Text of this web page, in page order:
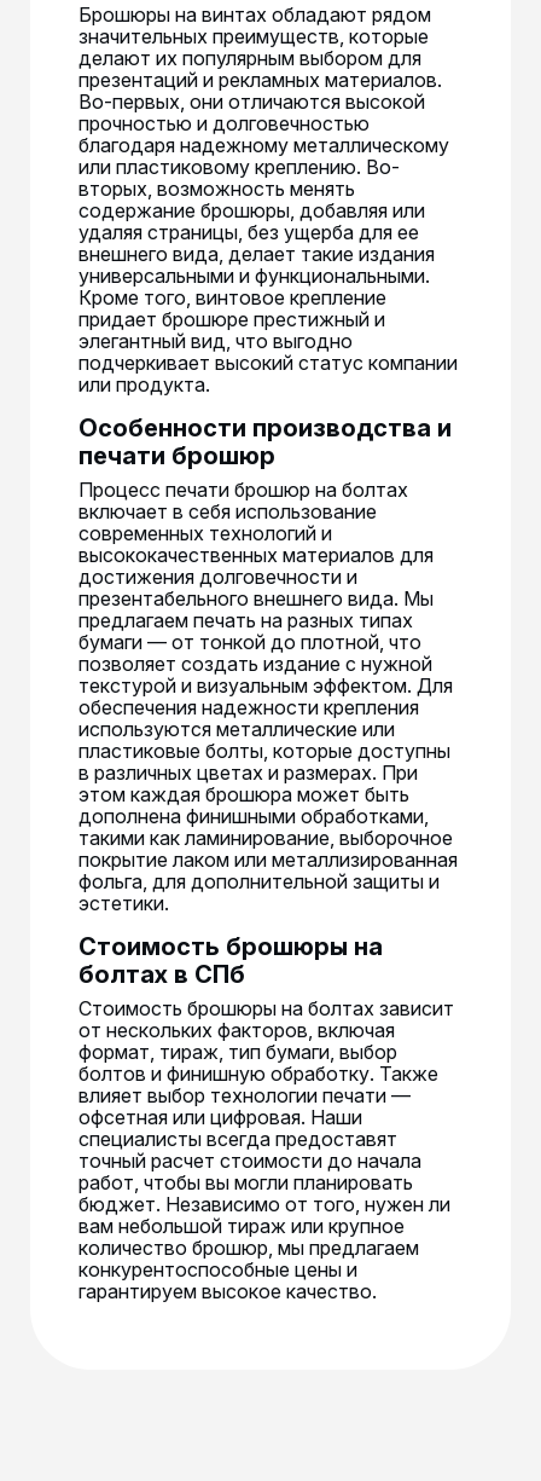
Брошюры на винтах обладают рядом
значительных преимуществ, которые
делают их популярным выбором для
презентаций и рекламных материалов.
Во-первых, они отличаются высокой
прочностью и долговечностью
благодаря надежному металлическому
или пластиковому креплению. Во-
вторых, возможность менять
содержание брошюры, добавляя или
удаляя страницы, без ущерба для ее
внешнего вида, делает такие издания
универсальными и функциональными.
Кроме того, винтовое крепление
придает брошюре престижный и
элегантный вид, что выгодно
подчеркивает высокий статус компании
или продукта.
Особенности производства и
печати брошюр
Процесс печати брошюр на болтах
включает в себя использование
современных технологий и
высококачественных материалов для
достижения долговечности и
презентабельного внешнего вида. Мы
предлагаем печать на разных типах
бумаги — от тонкой до плотной, что
позволяет создать издание с нужной
текстурой и визуальным эффектом. Для
обеспечения надежности крепления
используются металлические или
пластиковые болты, которые доступны
в различных цветах и размерах. При
этом каждая брошюра может быть
дополнена финишными обработками,
такими как ламинирование, выборочное
покрытие лаком или металлизированная
фольга, для дополнительной защиты и
эстетики.
Стоимость брошюры на
болтах в СПб
Стоимость брошюры на болтах зависит
от нескольких факторов, включая
формат, тираж, тип бумаги, выбор
болтов и финишную обработку. Также
влияет выбор технологии печати —
офсетная или цифровая. Наши
специалисты всегда предоставят
точный расчет стоимости до начала
работ, чтобы вы могли планировать
бюджет. Независимо от того, нужен ли
вам небольшой тираж или крупное
количество брошюр, мы предлагаем
конкурентоспособные цены и
гарантируем высокое качество.